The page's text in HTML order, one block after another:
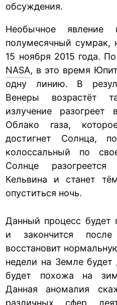
обсуждения.
Необычное явление
полумесячный сумрак,
15 ноября 2015 года.
NASA, в это время
одну линию. В
Венеры возрастёт
излучение
Облако газа,
достигнет Солнца,
колоссальный по
Солнце
Кельвина и станет
опуститься ночь.
Данный процесс будет
и закончится
восстановит
недели на Земле будет
будет похожа на
Данная аномалия
различных сфер